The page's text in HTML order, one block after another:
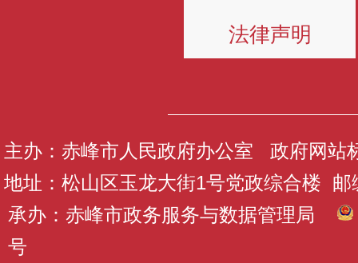
法律声明
主办：赤峰市人民政府办公室 政府网站
地址：松山区玉龙大街1号党政综合楼 邮
承办：赤峰市政务服务与数据管理局
号